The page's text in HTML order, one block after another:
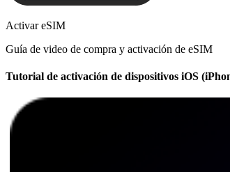
Activar eSIM
Guía de video de compra y activación de eSIM
Tutorial de activación de dispositivos iOS